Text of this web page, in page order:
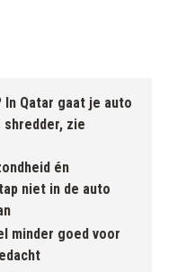
Qatar gaat je auto
zie
én
niet in de auto
minder goed voor